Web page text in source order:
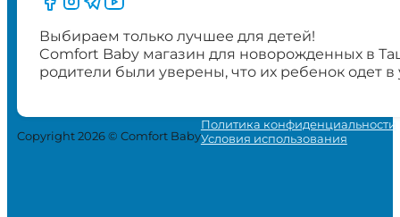
Выбираем только лучшее для детей!
Comfort Baby магазин для новорожденных в
родители были уверены, что их ребенок одет
Copyright 2026 © Comfort Baby
Политика конфиденциальности
Условия использования